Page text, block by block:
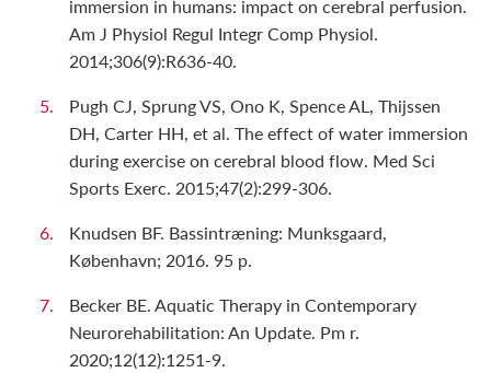
immersion in humans: impact on cerebral perfusion.
Am J Physiol Regul Integr Comp Physiol.
2014;306(9):R636-40.
Pugh CJ, Sprung VS, Ono K, Spence AL, Thijssen
DH, Carter HH, et al. The effect of water immersion
during exercise on cerebral blood flow. Med Sci
Sports Exerc. 2015;47(2):299-306.
Knudsen BF. Bassintræning: Munksgaard,
København; 2016. 95 p.
Becker BE. Aquatic Therapy in Contemporary
Neurorehabilitation: An Update. Pm r.
2020;12(12):1251-9.